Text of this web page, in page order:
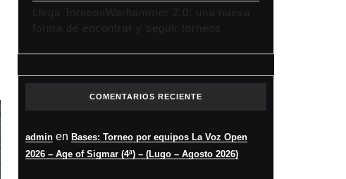
Llega TorneosWarhammer 2.0: una nueva
forma de encontrar y seguir torneos
COMENTARIOS RECIENTE
admin en Bases: Torneo por equipos La Voz Open
2026 – Age of Sigmar (4ª) – (Lugo – Agosto 2026)